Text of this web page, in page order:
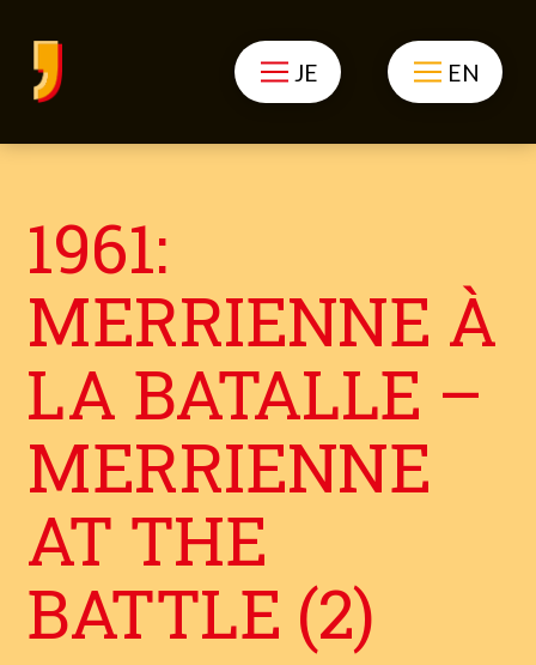
JE EN
1961:
MERRIENNE À
LA BATALLE –
MERRIENNE
AT THE
BATTLE (2)